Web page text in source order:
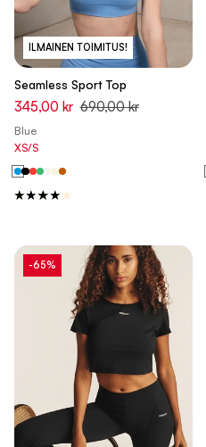
ILMAINEN TOIMITUS!
Seamless Sport Top
345,00 kr 690,00 kr
Blue
XS/S
-65%